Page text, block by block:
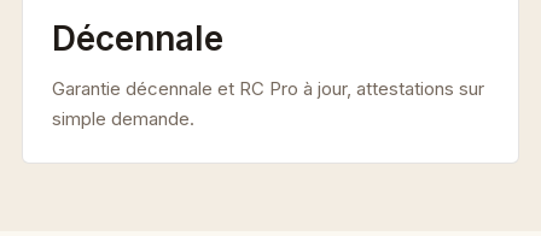
Décennale
Garantie décennale et RC Pro à jour, attestations sur
simple demande.